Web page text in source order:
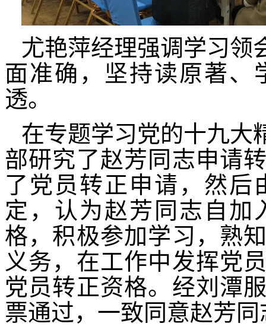
尤艳萍经理强调学习领
面准确，坚持读原著、
透。
在专题学习党的十九大
部研究了赵芳同志申请
了党员转正申请，然后
定，认为赵芳同志自加
格，积极参加学习，熟
义务，在工作中发挥党
党员转正资格。经刘潭
票通过，一致同意赵芳